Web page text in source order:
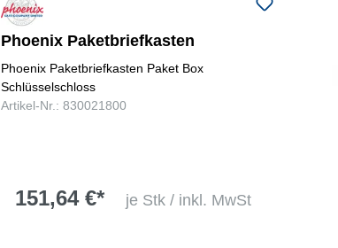
Phoenix Paketbriefkasten
Phoenix Paketbriefkasten Paket Box
Schlüsselschloss
Artikel-Nr.: 830021800
151,64 €* je Stk / inkl. MwSt